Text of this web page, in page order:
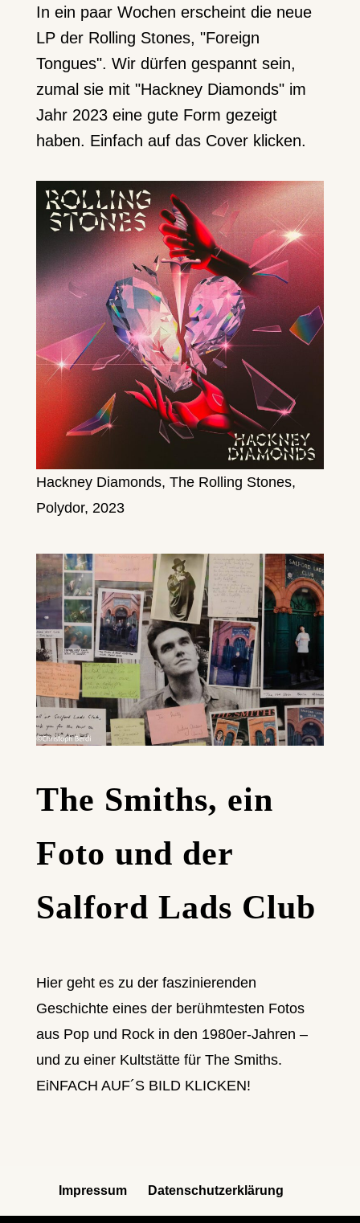
In ein paar Wochen erscheint die neue
LP der Rolling Stones, "Foreign
Tongues". Wir dürfen gespannt sein,
zumal sie mit "Hackney Diamonds" im
Jahr 2023 eine gute Form gezeigt
haben. Einfach auf das Cover klicken.
Hackney Diamonds, The Rolling Stones,
Polydor, 2023
The Smiths, ein
Foto und der
Salford Lads Club
Hier geht es zu der faszinierenden
Geschichte eines der berühmtesten Fotos
aus Pop und Rock in den 1980er-Jahren –
und zu einer Kultstätte für The Smiths.
EiNFACH AUF´S BILD KLICKEN!
Impressum Datenschutzerklärung